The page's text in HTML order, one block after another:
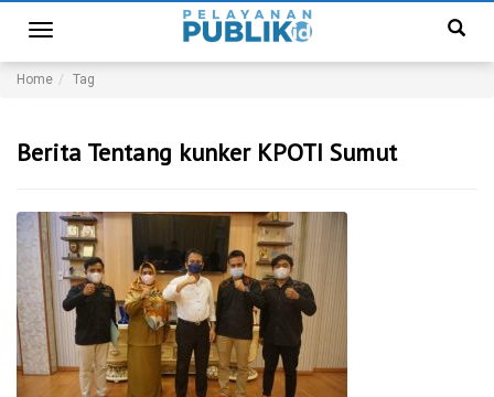
Toggle
navigation
Home Tag
Berita Tentang kunker KPOTI Sumut